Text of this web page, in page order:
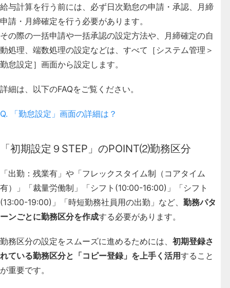
給与計算を行う前には、必ず日次勤怠の申請・承認、月締
申請・月締確定を行う必要があります。
その際の一括申請や一括承認の設定方法や、月締確定の自
動処理、端数処理の設定などは、すべて［システム管理＞
勤怠設定］画面から設定します。
詳細は、以下のFAQをご覧ください。
Q. 「勤怠設定」画面の詳細は？
「初期設定９STEP」のPOINT⑵勤務区分
「出勤：残業有」や「フレックスタイム制（コアタイム
有）」「裁量労働制」「シフト(10:00-16:00)」「シフト
(13:00-19:00)」「時短勤務社員用の出勤」など、 勤務パタ
ーンごとに勤務区分を作成する必要があります。
勤務区分の設定をスムーズに進めるためには、 初期登録さ
れている勤務区分と「コピー登録」を上手く活用すること
が重要です。